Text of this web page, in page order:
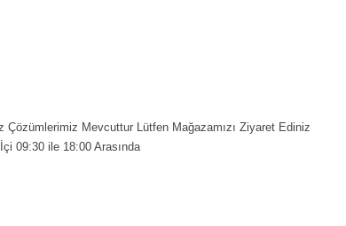
Çözümlerimiz Mevcuttur Lütfen Mağazamızı Ziyaret Ediniz
09:30 ile 18:00 Arasında